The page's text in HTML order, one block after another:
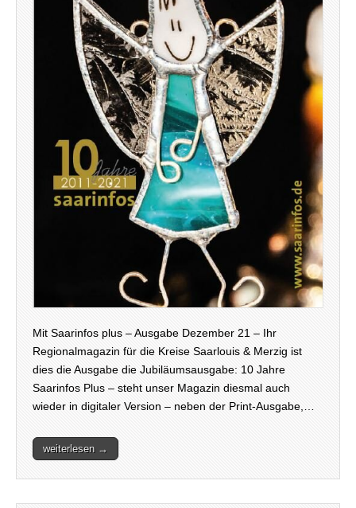
Mit Saarinfos plus – Ausgabe Dezember 21 – Ihr
Regionalmagazin für die Kreise Saarlouis & Merzig ist
dies die Ausgabe die Jubiläumsausgabe: 10 Jahre
Saarinfos Plus – steht unser Magazin diesmal auch
wieder in digitaler Version – neben der Print-Ausgabe,…
weiterlesen →